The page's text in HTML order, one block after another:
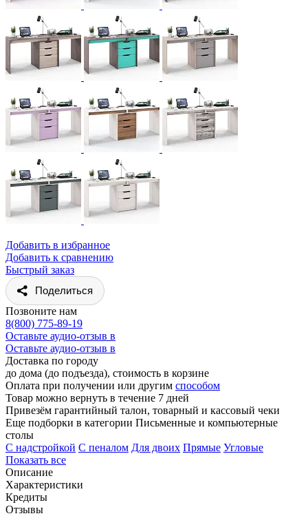
Добавить в избранное
Добавить к сравнению
Быстрый заказ
Поделиться
Позвоните нам
8(800) 775-89-19
Оставьте аудио-отзыв в
Оставьте аудио-отзыв в
Доставка по городу
до дома (до подъезда), стоимость в корзине
Оплата при получении или другим способом
Товар можно вернуть в течение 7 дней
Привезём гарантийный талон, товарный и кассовый чеки
Еще подборки в категории Письменные и компьютерные
столы
C надстройкой C пеналом Для двоих Прямые Угловые
Показать все
Описание
Характеристики
Кредиты
Отзывы